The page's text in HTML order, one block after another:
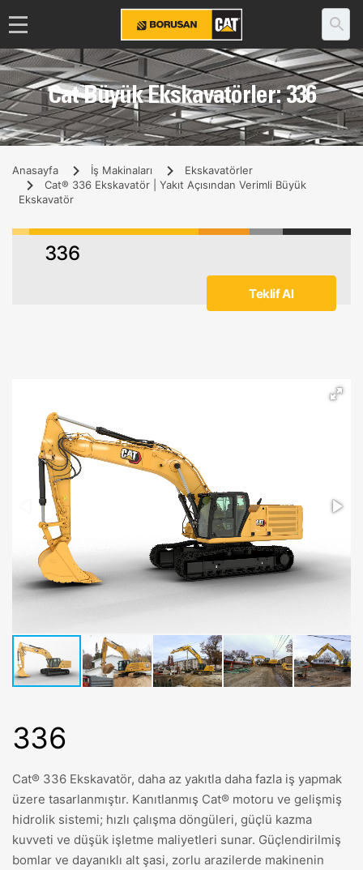
Cat Büyük Ekskavatörler: 336
Anasayfa İş Makinaları
Ekskavatörler
Cat® 336 Ekskavatör | Yakıt Açısından Verimli Büyük
Ekskavatör
336
Teklif Al
336
Cat® 336 Ekskavatör, daha az yakıtla daha fazla iş yapmak
üzere tasarlanmıştır. Kanıtlanmış Cat® motoru ve gelişmiş
hidrolik sistemi; hızlı çalışma döngüleri, güçlü kazma
kuvveti ve düşük işletme maliyetleri sunar. Güçlendirilmiş
bomlar ve dayanıklı alt şasi, zorlu arazilerde makinenin